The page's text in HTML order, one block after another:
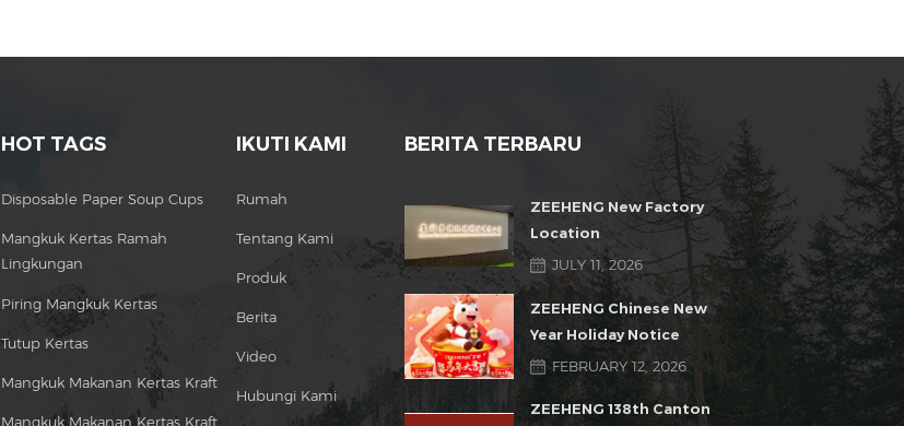
HOT TAGS
Disposable Paper Soup Cups
Mangkuk Kertas Ramah
Lingkungan
Piring Mangkuk Kertas
Tutup Kertas
Mangkuk Makanan Kertas Kraft
Mangkuk Makanan Kertas Kraft
IKUTI KAMI
Rumah
Tentang Kami
Produk
Berita
Video
Hubungi Kami
BERITA TERBARU
ZEEHENG New Factory
Location
JULY 11, 2026
ZEEHENG Chinese New
Year Holiday Notice
FEBRUARY 12, 2026
ZEEHENG 138th Canton